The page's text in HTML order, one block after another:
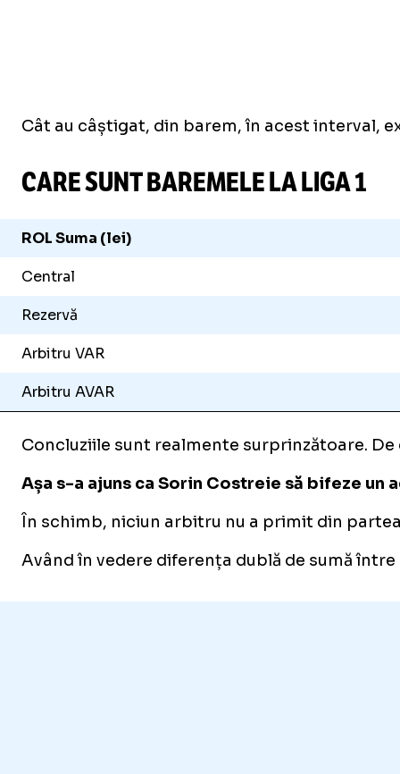
Cât au câștigat, din barem, în acest interval,
CARE SUNT BAREMELE LA LIGA 1
ROL Suma (lei)
Central
Rezervă
Arbitru VAR
Arbitru AVAR
Concluziile sunt realmente surprinzătoare. De
Așa s-a ajuns ca Sorin Costreie să bifeze un
În schimb, niciun arbitru nu a primit din
Având în vedere diferența dublă de sumă